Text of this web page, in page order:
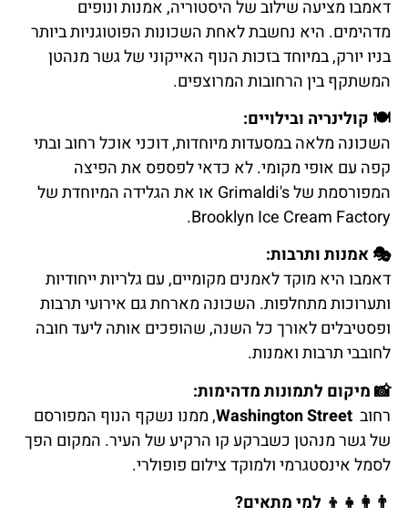
דאמבו מציעה שילוב של היסטוריה, אמנות ונופים
מדהימים. היא נחשבת לאחת השכונות הפוטוגניות ביותר
בניו יורק, במיוחד בזכות הנוף האייקוני של גשר מנהטן
המשתקף בין הרחובות המרוצפים.
🍽 קולינריה ובילויים:
השכונה מלאה במסעדות מיוחדות, דוכני אוכל רחוב ובתי
קפה עם אופי מקומי. לא כדאי לפספס את הפיצה
המפורסמת של Grimaldi's או את הגלידה המיוחדת של
Brooklyn Ice Cream Factory.
🎭אמנות ותרבות:
דאמבו היא מוקד לאמנים מקומיים, עם גלריות ייחודיות
ותערוכות מתחלפות. השכונה מארחת גם אירועי תרבות
ופסטיבלים לאורך כל השנה, שהופכים אותה ליעד חובה
לחובבי תרבות ואמנות.
📸מיקום לתמונות מדהימות:
רחוב
, ממנו נשקף הנוף המפורסם
של גשר מנהטן כשברקע קו הרקיע של העיר. המקום הפך
לסמל אינסטגרמי ולמוקד צילום פופולרי.
👨 למי מתאים?